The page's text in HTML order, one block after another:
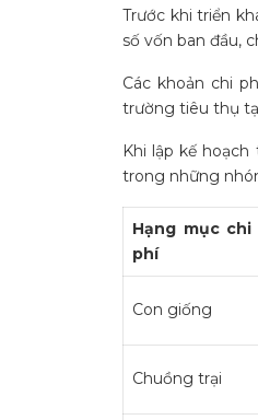
Trước khi triển
số vốn ban đầu,
Các khoản chi
trường tiêu thụ
Khi lập kế
trong những
Hạng mục chi
phí
Con giống
Chuồng trại